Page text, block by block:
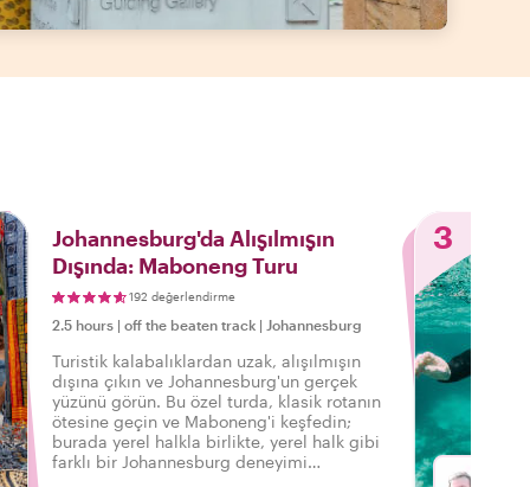
Johannesburg'da Alışılmışın
Dışında: Maboneng Turu
192 değerlendirme
2.5 hours | off the beaten track | Johannesburg
Turistik kalabalıklardan uzak, alışılmışın
dışına çıkın ve Johannesburg'un gerçek
yüzünü görün. Bu özel turda, klasik rotanın
ötesine geçin ve Maboneng'i keşfedin;
burada yerel halkla birlikte, yerel halk gibi
farklı bir Johannesburg deneyimi
3